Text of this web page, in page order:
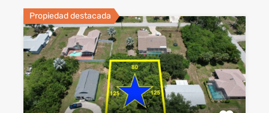
Propiedad destacada